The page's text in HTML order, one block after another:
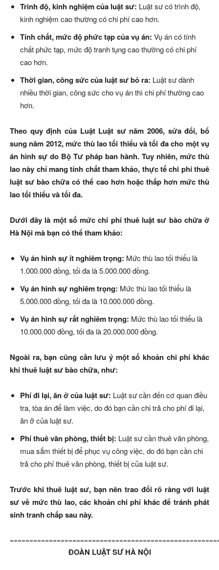
Trình độ, kinh nghiệm của luật sư: Luật sư có trình độ,
kinh nghiệm cao thường có chi phí cao hơn.
Tính chất, mức độ phức tạp của vụ án: Vụ án có tính
chất phức tạp, mức độ tranh tụng cao thường có chi phí
cao hơn.
Thời gian, công sức của luật sư bỏ ra: Luật sư dành
nhiều thời gian, công sức cho vụ án thì chi phí thường cao
hơn.
Theo quy định của Luật Luật sư năm 2006, sửa đổi, bổ
sung năm 2012, mức thù lao tối thiểu và tối đa cho một vụ
án hình sự do Bộ Tư pháp ban hành. Tuy nhiên, mức thù
lao này chỉ mang tính chất tham khảo, thực tế chi phí thuê
luật sư bào chữa có thể cao hơn hoặc thấp hơn mức thù
lao tối thiểu và tối đa.
Dưới đây là một số mức chi phí thuê luật sư bào chữa ở
Hà Nội mà bạn có thể tham khảo:
Vụ án hình sự ít nghiêm trọng: Mức thù lao tối thiểu là
1.000.000 đồng, tối đa là 5.000.000 đồng.
Vụ án hình sự nghiêm trọng: Mức thù lao tối thiểu là
5.000.000 đồng, tối đa là 10.000.000 đồng.
Vụ án hình sự rất nghiêm trọng: Mức thù lao tối thiểu là
10.000.000 đồng, tối đa là 20.000.000 đồng.
Ngoài ra, bạn cũng cần lưu ý một số khoản chi phí khác
khi thuê luật sư bào chữa, như:
Phí đi lại, ăn ở của luật sư: Luật sư cần đến cơ quan điều
tra, tòa án để làm việc, do đó bạn cần chi trả cho phí đi lại,
ăn ở của luật sư.
Phí thuê văn phòng, thiết bị: Luật sư cần thuê văn phòng,
mua sắm thiết bị để phục vụ công việc, do đó bạn cần chi
trả cho phí thuê văn phòng, thiết bị của luật sư.
Trước khi thuê luật sư, bạn nên trao đổi rõ ràng với luật
sư về mức thù lao, các khoản chi phí khác để tránh phát
sinh tranh chấp sau này.
ĐOÀN LUẬT SƯ HÀ NỘI